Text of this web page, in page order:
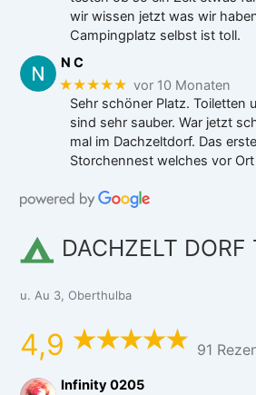
wir wissen jetzt was wir
Campingplatz selbst ist toll.
N C
★★★★★ vor 10 Monaten
Sehr schöner Platz. Toiletten
sind sehr sauber. War jetzt
mal im Dachzeltdorf. Das
Storchennest welches vor Ort
DACHZELT DORF
u. Au 3, Oberthulba
4,9 91
Infinity 0205